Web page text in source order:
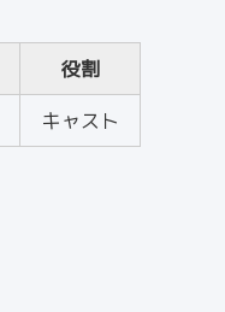
役割
キャスト